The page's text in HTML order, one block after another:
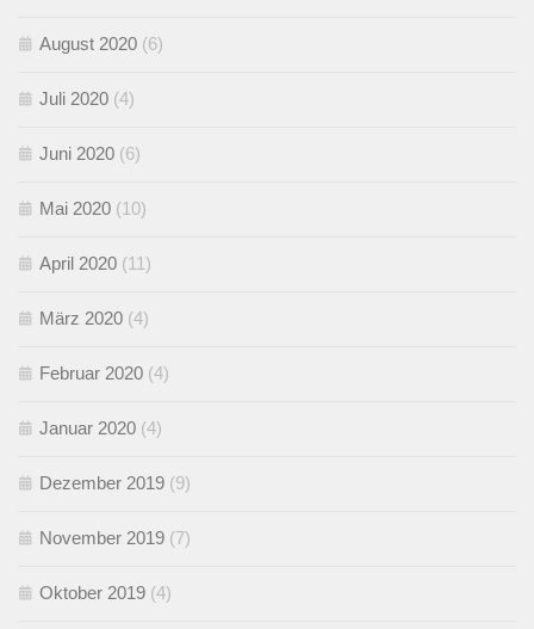
August 2020 (6)
Juli 2020 (4)
Juni 2020 (6)
Mai 2020 (10)
April 2020 (11)
März 2020 (4)
Februar 2020 (4)
Januar 2020 (4)
Dezember 2019 (9)
November 2019 (7)
Oktober 2019 (4)